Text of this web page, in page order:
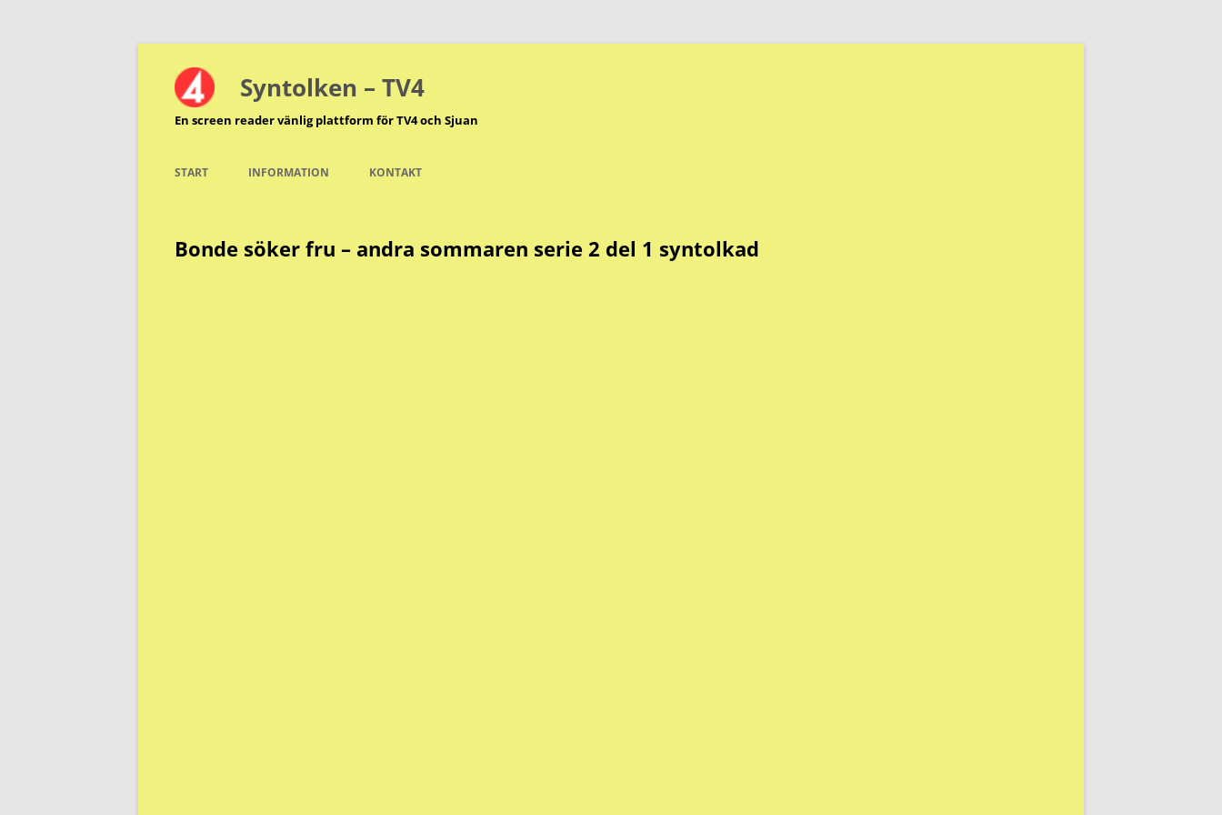
Hoppa
innehåll Syntolken – TV4
En screen reader vänlig plattform för TV4 och Sjuan
START INFORMATION KONTAKT
Bonde söker fru – andra sommaren serie 2 del 1 syntolkad